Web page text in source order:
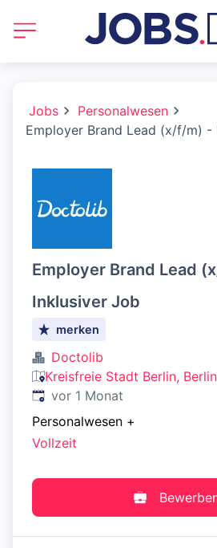
Jobs
Personalwesen
Employer Brand Lead (x/f/m) -
Employer Brand Lead
Inklusiver Job
merken
Doctolib
Kreisfreie Stadt Berlin,
Veröffentlicht:
vor 1 Monat
Personalwesen +
Vollzeit